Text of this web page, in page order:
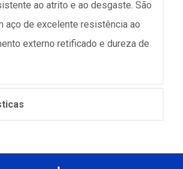
ao atrito e ao desgaste. São
aço de excelente resistência ao
externo retificado e dureza de